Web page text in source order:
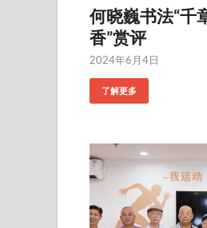
何晓巍书法“千
香”赏评
2024年6月4日
了解更多